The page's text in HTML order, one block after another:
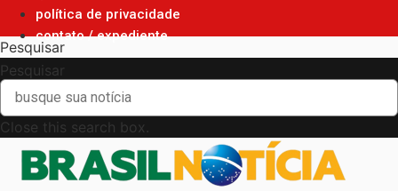
política de privacidade
contato / expediente
Pesquisar
Pesquisar
Close this search box.